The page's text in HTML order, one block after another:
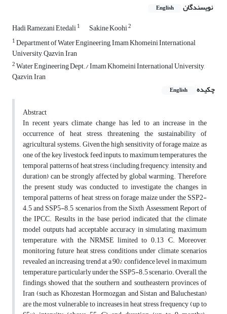
نویسندگان English
Hadi Ramezani Etedali1 Sakine Koohi2
1Department of Water Engineering, Imam Khomeini International
University, Qazvin, Iran
2Water Engineering Dept./ Imam Khomeini International University,
Qazvin, Iran
چکیده
English
Abstract
In recent years, climate change has led to an increase in the
occurrence of heat stress, threatening the sustainability of
agricultural systems. Given the high sensitivity of forage maize, as
one of the key livestock feed inputs, to maximum temperatures, the
temporal patterns of heat stress (including frequency, intensity, and
duration) can be strongly affected by global warming. Therefore,
the present study was conducted to investigate the changes in
temporal patterns of heat stress on forage maize under the SSP2-
4.5 and SSP5-8.5 scenarios from the Sixth Assessment Report of
the IPCC. Results in the base period indicated that the climate
model outputs had acceptable accuracy in simulating maximum
temperature, with the NRMSE limited to 0.13 °C. Moreover,
monitoring future heat stress conditions under climate scenarios
revealed an increasing trend at a 90% confidence level in maximum
temperature, particularly under the SSP5-8.5 scenario. Overall, the
findings showed that the southern and southeastern provinces of
Iran (such as Khozestan, Hormozgan, and Sistan and Baluchestan)
are the most vulnerable to increases in heat stress frequency (up to